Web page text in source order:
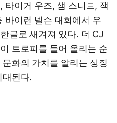
타이거 우즈, 샘 스니드, 잭
바이런 넬슨 대회에서 우
글로 새겨져 있다. 더 CJ
트로피를 들어 올리는 순
화의 가치를 알리는 상징
대된다.